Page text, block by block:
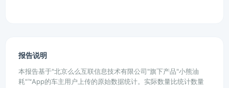
报告说明
本报告基于"北京么么互联信息技术有限公司"旗下产品"小熊油
耗"™App的车主用户上传的原始数据统计。实际数量比统计数量